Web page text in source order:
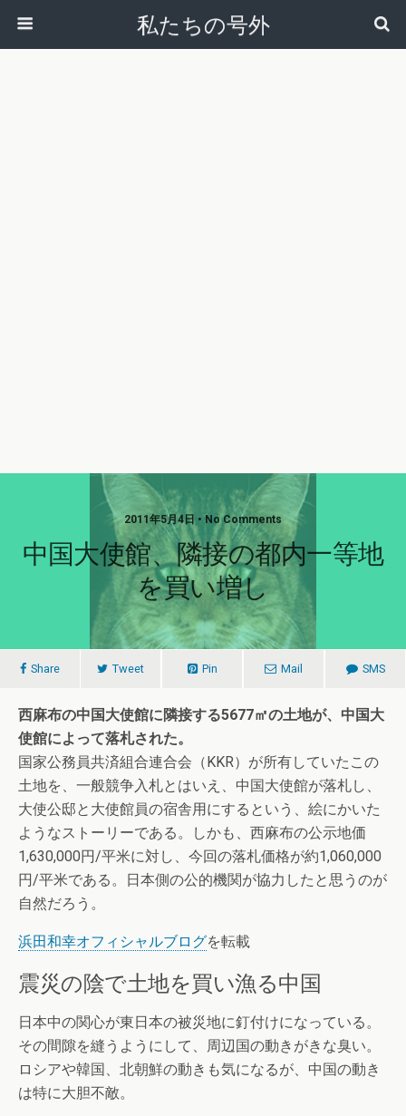
私たちの号外
2011年5月4日 • No Comments
中国大使館、隣接の都内一等地
を買い増し
Share Tweet Pin Mail SMS
西麻布の中国大使館に隣接する5677㎡の土地が、中国大
使館によって落札された。
国家公務員共済組合連合会（KKR）が所有していたこの
土地を、一般競争入札とはいえ、中国大使館が落札し、
大使公邸と大使館員の宿舎用にするという、絵にかいた
ようなストーリーである。しかも、西麻布の公示地価
1,630,000円/平米に対し、今回の落札価格が約1,060,000
円/平米である。日本側の公的機関が協力したと思うのが
自然だろう。
浜田和幸オフィシャルブログを転載
震災の陰で土地を買い漁る中国
日本中の関心が東日本の被災地に釘付けになっている。
その間隙を縫うようにして、周辺国の動きがきな臭い。
ロシアや韓国、北朝鮮の動きも気になるが、中国の動き
は特に大胆不敵。